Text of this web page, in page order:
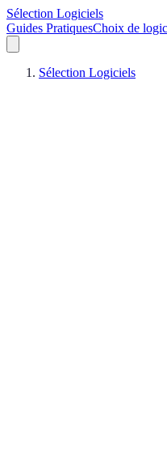
Sélection Logiciels
Guides PratiquesChoix de
Sélection Logiciels